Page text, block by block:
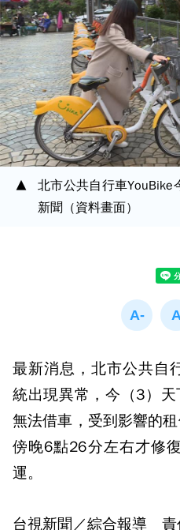
北市公共自行車
新聞（資料畫面）
最新消息，北市公共自
統出現異常，今（3）
無法借車，受到影響的
傍晚6點26分左右才修
運。
台視新聞／綜合報導 責